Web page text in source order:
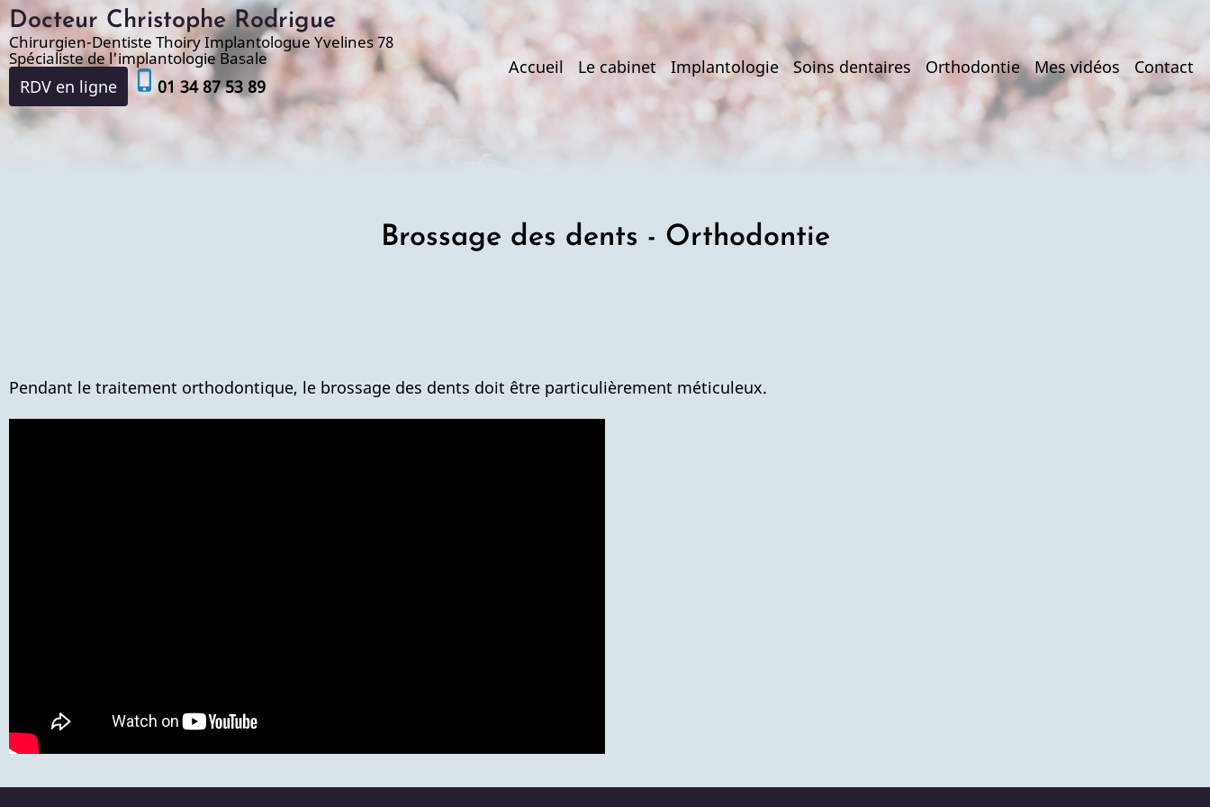
Aller
au
contenu
principal
Docteur Christophe Rodrigue
Chirurgien-Dentiste Thoiry Implantologue Yvelines 78
Spécialiste de l'implantologie Basale
RDV en ligne phone_iphone01 34 87 53 89
Main
navigation
Accueil Le cabinet Implantologie Soins dentaires Orthodontie Mes vidéos Contact
Brossage des dents - Orthodontie
Pendant le traitement orthodontique, le brossage des dents doit être particulièrement méticuleux.